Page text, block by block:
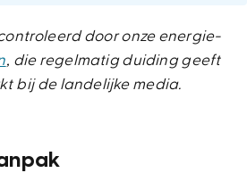
door onze energie-
, die regelmatig duiding geeft
bij de landelijke media.